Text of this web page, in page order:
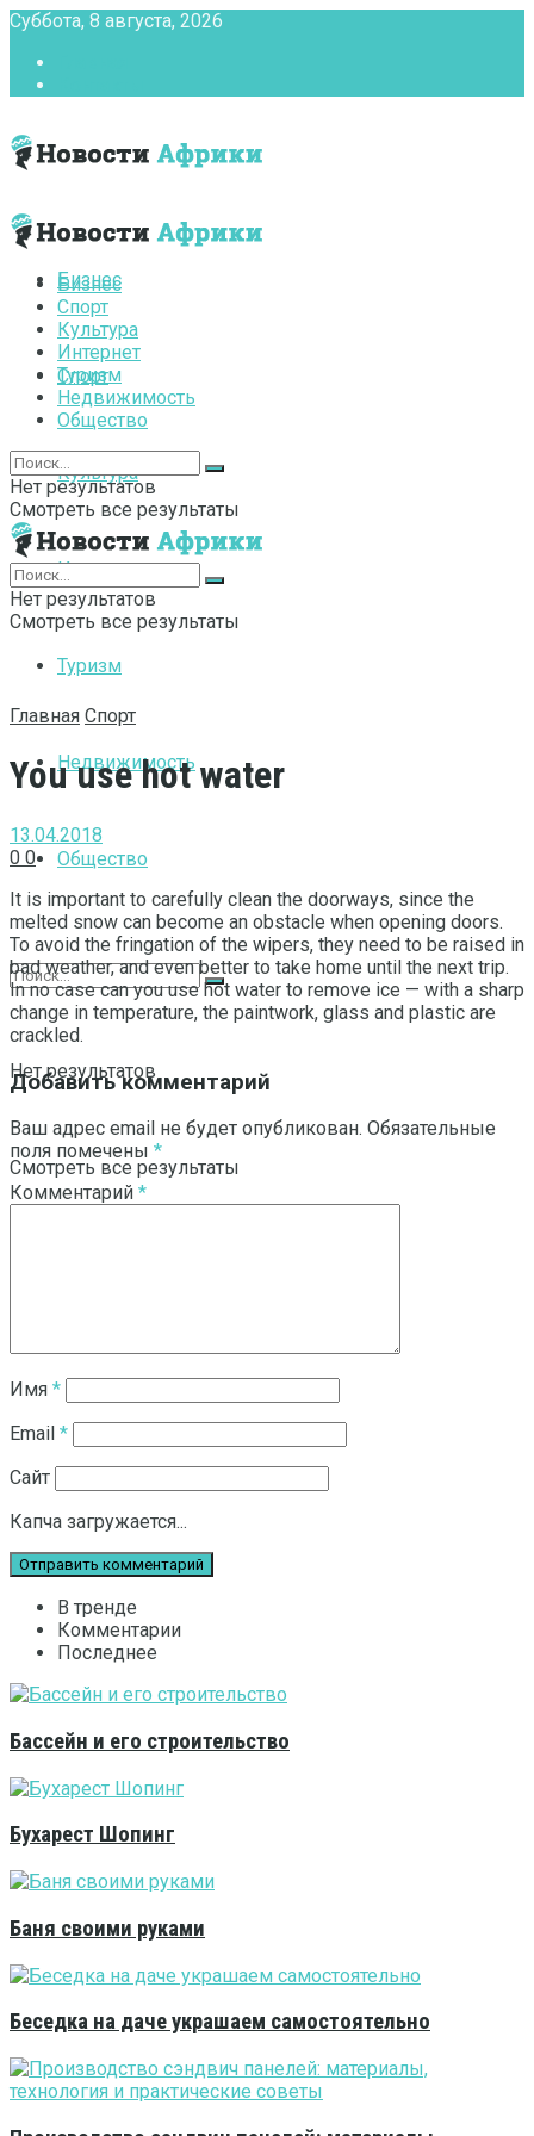
Суббота, 8 августа, 2026
Бизнес
Спорт
Культура
Интернет
Туризм
Недвижимость
Общество
Нет результатов
Смотреть все результаты
Бизнес
Спорт
Культура
Интернет
Туризм
Недвижимость
Общество
Нет результатов
Смотреть все результаты
Нет результатов
Смотреть все результаты
Главная Спорт
You use hot water
13.04.2018
0 0
It is important to carefully clean the doorways, since the
melted snow can become an obstacle when opening doors.
To avoid the fringation of the wipers, they need to be raised in
bad weather, and even better to take home until the next trip.
In no case can you use hot water to remove ice — with a sharp
change in temperature, the paintwork, glass and plastic are
crackled.
Добавить комментарий
Ваш адрес email не будет опубликован. Обязательные
поля помечены *
Комментарий *
Имя *
Email *
Сайт
Капча загружается...
В тренде
Комментарии
Последнее
Бассейн и его строительство
Бухарест Шопинг
Баня своими руками
Беседка на даче украшаем самостоятельно